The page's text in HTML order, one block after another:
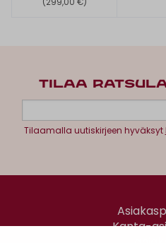
TILAA
Tilaamalla uutiskirjeen hyväksyt
Kanta-